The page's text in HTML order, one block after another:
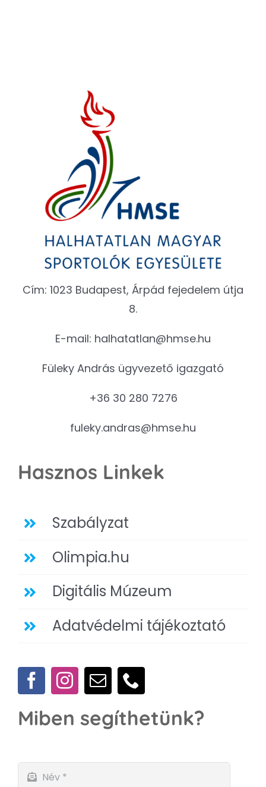
Cím: 1023 Budapest, Árpád fejedelem útja
8.
E-mail: halhatatlan@hmse.hu
Füleky András ügyvezető igazgató
+36 30 280 7276
fuleky.andras@hmse.hu
Hasznos Linkek
Szabályzat
Olimpia.hu
Digitális Múzeum
Adatvédelmi tájékoztató
Miben segíthetünk?